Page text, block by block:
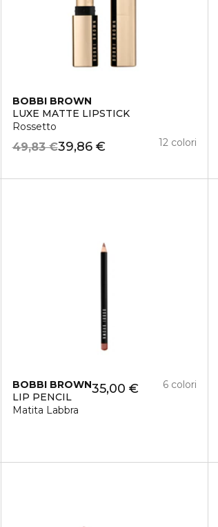
BOBBI BROWN
LUXE MATTE LIPSTICK
Rossetto
39,86 €
49,83 € 12 colori
BOBBI BROWN
LIP PENCIL
Matita Labbra
35,00 € 6 colori